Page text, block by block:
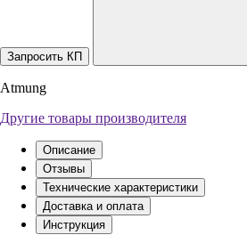
Запросить КП
Atmung
Другие товары производителя
Описание
Отзывы
Технические характеристики
Доставка и оплата
Инструкция